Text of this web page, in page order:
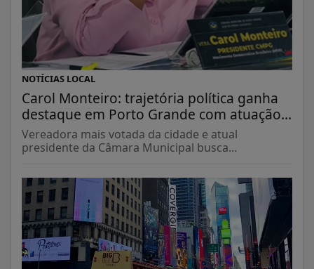
NOTÍCIAS LOCAL
Carol Monteiro: trajetória política ganha
destaque em Porto Grande com atuação...
Vereadora mais votada da cidade e atual
presidente da Câmara Municipal busca...